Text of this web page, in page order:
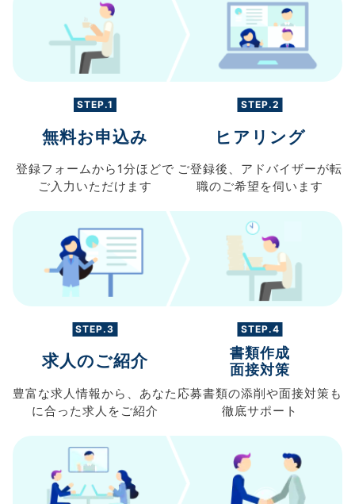
STEP.1
無料お申込み
登録フォームから 1分ほどで
ご入力 いただけます
STEP.2
ヒアリング
ご登録後、 アドバイザーが転
職のご希望を伺います
STEP.3
求人のご紹介
豊富な求人情報から、 あなた
に合った求人を ご紹介
STEP.4
書類作成
面接対策
応募書類の添削や面接対策も
徹底サポート